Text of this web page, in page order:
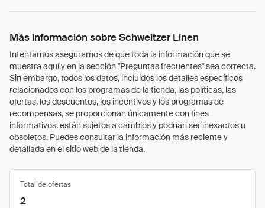
Más información sobre Schweitzer Linen
Intentamos asegurarnos de que toda la información que se
muestra aquí y en la sección "Preguntas frecuentes" sea correcta.
Sin embargo, todos los datos, incluidos los detalles específicos
relacionados con los programas de la tienda, las políticas, las
ofertas, los descuentos, los incentivos y los programas de
recompensas, se proporcionan únicamente con fines
informativos, están sujetos a cambios y podrían ser inexactos u
obsoletos. Puedes consultar la información más reciente y
detallada en el sitio web de la tienda.
Total de ofertas
2